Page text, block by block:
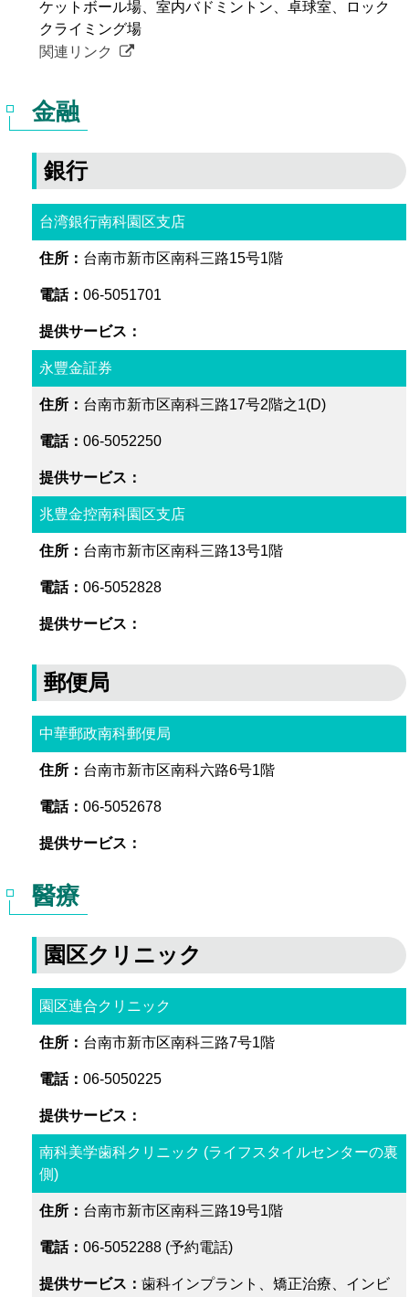
ケットボール場、室内バドミントン、卓球室、ロック
クライミング場
関連リンク
金融
銀行
台湾銀行南科園区支店
台南市新市区南科三路15号1階
06-5051701
永豐金証券
台南市新市区南科三路17号2階之1(D)
06-5052250
兆豊金控南科園区支店
台南市新市区南科三路13号1階
06-5052828
郵便局
中華郵政南科郵便局
台南市新市区南科六路6号1階
06-5052678
醫療
園区クリニック
園区連合クリニック
台南市新市区南科三路7号1階
06-5050225
南科美学歯科クリニック (ライフスタイルセンターの裏
側)
台南市新市区南科三路19号1階
06-5052288 (予約電話)
歯科インプラント、矯正治療、インビ